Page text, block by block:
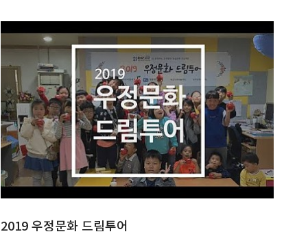
2019 우정문화 드림투어